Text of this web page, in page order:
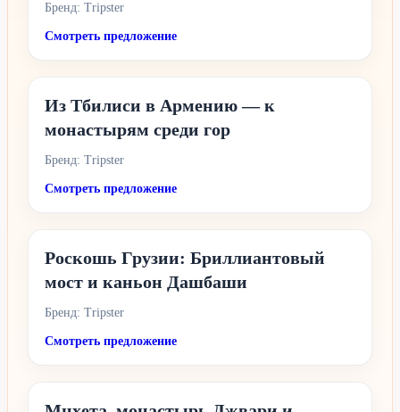
Бренд: Tripster
Смотреть предложение
Из Тбилиси в Армению — к
монастырям среди гор
Бренд: Tripster
Смотреть предложение
Роскошь Грузии: Бриллиантовый
мост и каньон Дашбаши
Бренд: Tripster
Смотреть предложение